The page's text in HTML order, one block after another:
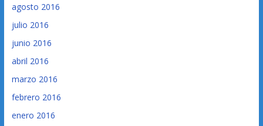
agosto 2016
julio 2016
junio 2016
abril 2016
marzo 2016
febrero 2016
enero 2016